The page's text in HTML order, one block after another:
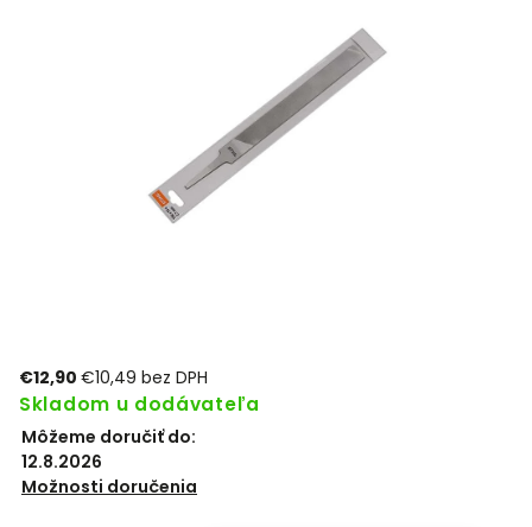
€12,90 €10,49 bez DPH
Skladom u dodávateľa
Môžeme doručiť do:
12.8.2026
Možnosti doručenia